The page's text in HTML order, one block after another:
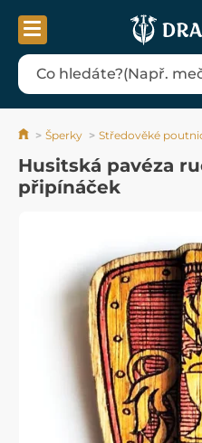
Šperky Středověké
Husitská pavéza
připínáček